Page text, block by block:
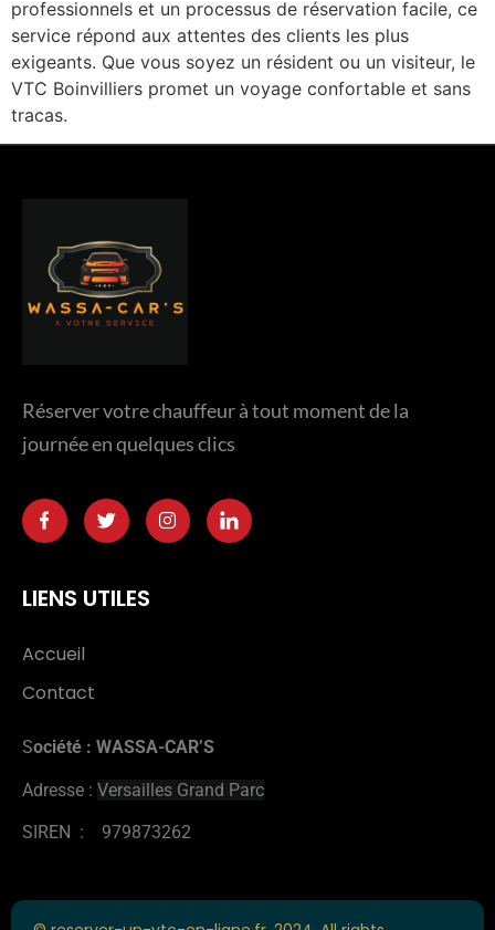
professionnels et un processus de réservation facile, ce
service répond aux attentes des clients les plus
exigeants. Que vous soyez un résident ou un visiteur, le
VTC Boinvilliers promet un voyage confortable et sans
tracas.
Réserver votre chauffeur à tout moment de la
journée en quelques clics
LIENS UTILES
Accueil
Contact
Société : WASSA-CAR’S
Adresse : Versailles Grand Parc
SIREN : 979873262